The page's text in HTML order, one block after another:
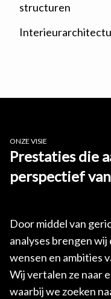
structuren
ONZE VISIE
Prestaties die
perspectief
Door middel van
analyses brengen
wensen en ambities
Wij vertalen ze naar
waarbij we zoeken